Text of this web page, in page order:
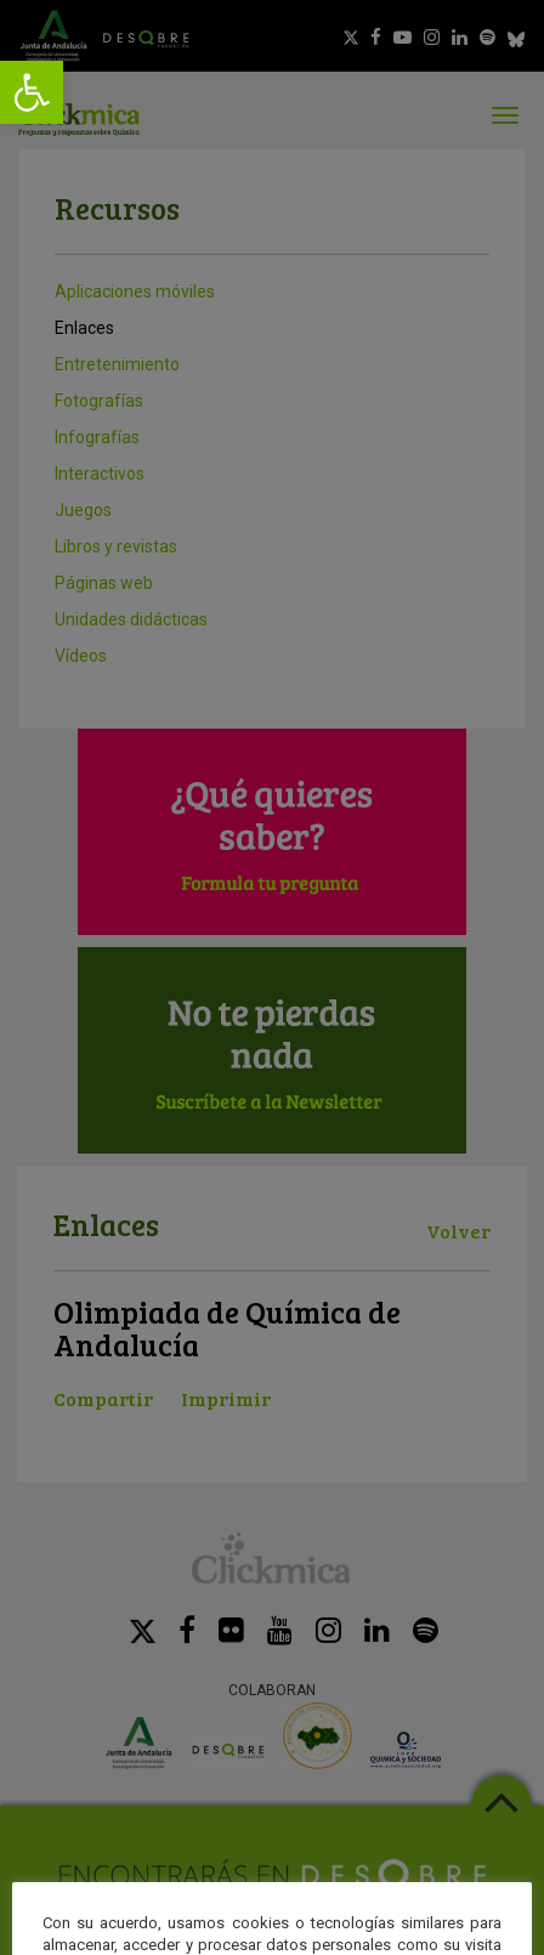
Recursos
Aplicaciones móviles
Enlaces
Entretenimiento
Fotografías
Infografías
Interactivos
Juegos
Libros y revistas
Páginas web
Unidades didácticas
Vídeos
Enlaces Volver
Olimpiada de Química de
Andalucía
Compartir Imprimir
COLABORAN
Con su acuerdo, usamos cookies o tecnologías similares para
almacenar, acceder y procesar datos personales como su visita